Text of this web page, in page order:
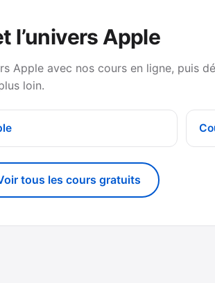
l’univers Apple
Apple avec nos cours en ligne, puis
loin.
tous les cours gratuits